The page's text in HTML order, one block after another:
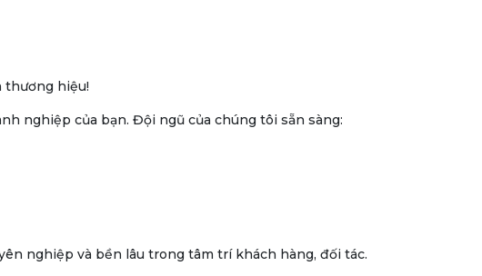
thương hiệu!
nghiệp của bạn. Đội ngũ của chúng tôi sẵn sàng:
nghiệp và bền lâu trong tâm trí khách hàng, đối tác.